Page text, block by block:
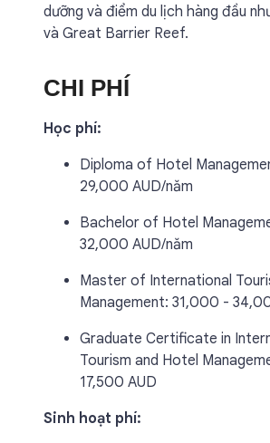
dưỡng và điểm du lịch hàng đầu
và Great Barrier Reef.
CHI PHÍ
Học phí:
Diploma of Hotel
29,000 AUD/năm
Bachelor of Hotel
32,000 AUD/năm
Master of International
Management: 31,000 -
Graduate Certificate in
Tourism and Hotel
17,500 AUD
Sinh hoạt phí: